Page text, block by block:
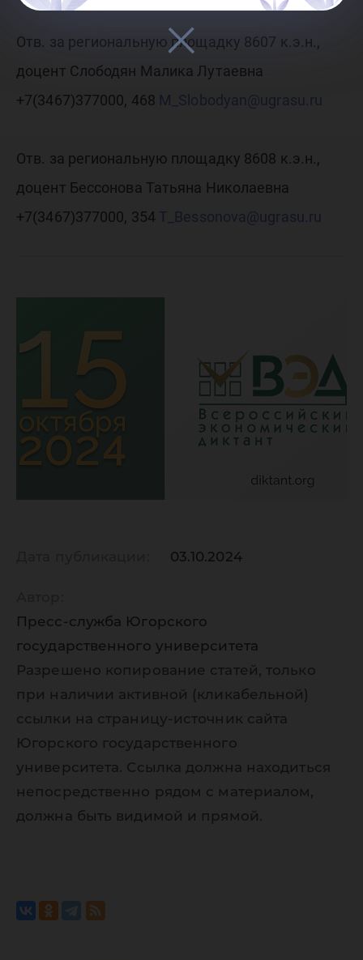
Отв. за региональную площадку 8607 к.э.н.,
доцент Слободян Малика Лутаевна
+7(3467)377000, 468 M_Slobodyan@ugrasu.ru
Отв. за региональную площадку 8608 к.э.н.,
доцент Бессонова Татьяна Николаевна
+7(3467)377000, 354 T_Bessonova@ugrasu.ru
03.10.2024
Пресс-служба Югорского
государственного университета
Разрешено копирование статей, только
при наличии активной (кликабельной)
ссылки на страницу-источник сайта
Югорского государственного
университета. Ссылка должна находиться
непосредственно рядом с материалом,
должна быть видимой и прямой.